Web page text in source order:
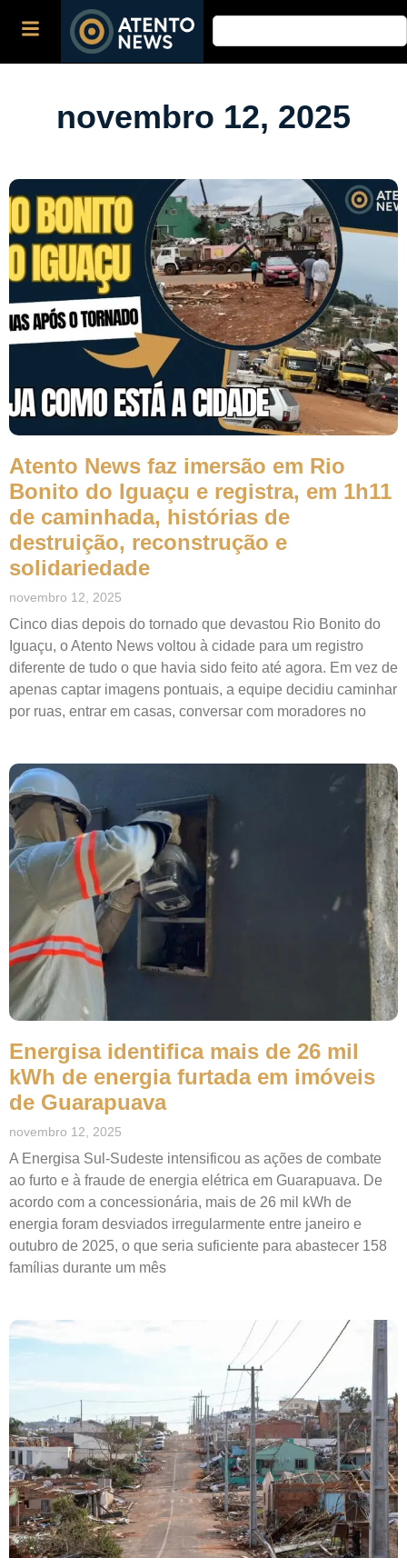
novembro 12, 2025
Atento News faz imersão em Rio
Bonito do Iguaçu e registra, em 1h11
de caminhada, histórias de
destruição, reconstrução e
solidariedade
novembro 12, 2025
Cinco dias depois do tornado que devastou Rio Bonito do
Iguaçu, o Atento News voltou à cidade para um registro
diferente de tudo o que havia sido feito até agora. Em vez de
apenas captar imagens pontuais, a equipe decidiu caminhar
por ruas, entrar em casas, conversar com moradores no
Energisa identifica mais de 26 mil
kWh de energia furtada em imóveis
de Guarapuava
novembro 12, 2025
A Energisa Sul-Sudeste intensificou as ações de combate
ao furto e à fraude de energia elétrica em Guarapuava. De
acordo com a concessionária, mais de 26 mil kWh de
energia foram desviados irregularmente entre janeiro e
outubro de 2025, o que seria suficiente para abastecer 158
famílias durante um mês